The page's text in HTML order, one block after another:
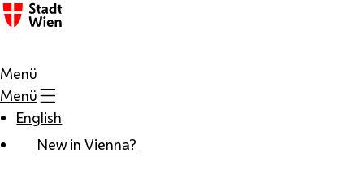
Zum Inhalt
Menü
Menü
English
New in Vienna?